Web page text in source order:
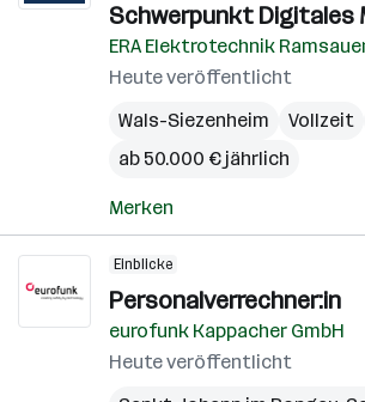
Schwerpunkt Digitales
ERA Elektrotechnik
Heute veröffentlicht
Wals-Siezenheim
Vollzeit
ab 50.000 € jährlich
Merken
Einblicke
Personalverrechner:in
eurofunk Kappacher GmbH
Heute veröffentlicht